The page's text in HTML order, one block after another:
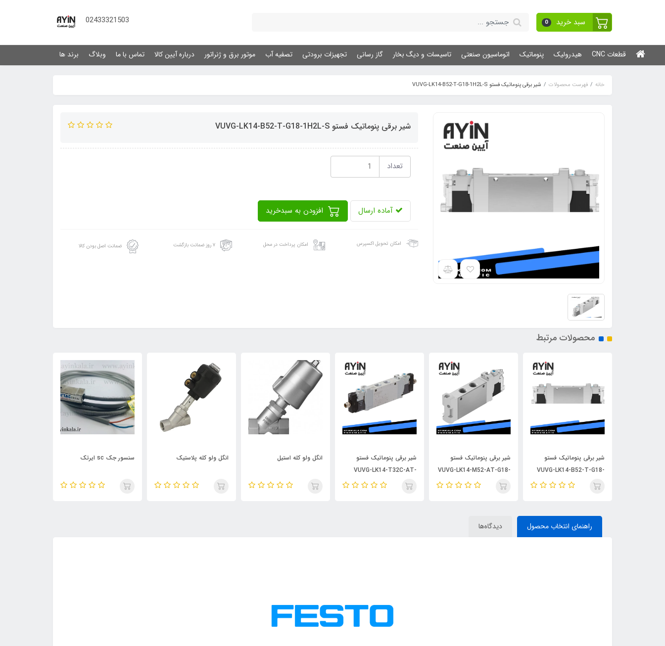
سبد خرید 0
02433321503
قطعات CNC هیدرولیک پنوماتیک اتوماسیون صنعتی تاسیسات و دیگ بخار گاز رسانی تجهیزات برودتی تصفیه آب موتور برق و ژنراتور درباره آیین کالا تماس با ما وبلاگ برند ها
خانه فهرست محصولات شیر برقی پنوماتیک فستو VUVG-LK14-B52-T-G18-1H2L-S
شیر برقی پنوماتیک فستو VUVG-LK14-B52-T-G18-1H2L-S
تعداد
آماده ارسال
امکان تحویل اکسپرس امکان پرداخت در محل ۷ روز ضمانت بازگشت ضمانت اصل بودن کالا
محصولات مرتبط
شیر برقی پنوماتیک فستو
VUVG-LK14-B52-T-G18-
1H2L-S
شیر برقی پنوماتیک فستو
VUVG-LK14-M52-AT-G18-
1H2L-S
شیر برقی پنوماتیک فستو
VUVG-LK14-T32C-AT-
G18-1H2L-S
انگل ولو کله استیل انگل ولو کله پلاستیک
سنسور جک sc ایرتک
راهنمای انتخاب محصول دیدگاه‌ها